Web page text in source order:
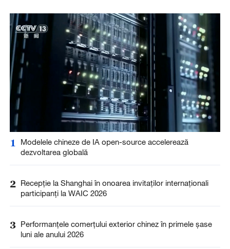
1
Modelele chineze de IA open-source accelerează
dezvoltarea globală
2 Recepție la Shanghai în onoarea invitaților internaționali
participanți la WAIC 2026
3 Performanțele comerțului exterior chinez în primele șase
luni ale anului 2026